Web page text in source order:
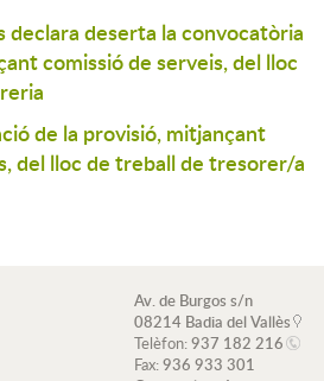
declara deserta la convocatòria
comissió de serveis, del lloc
de la provisió, mitjançant
del lloc de treball de tresorer/a
Av. de Burgos s/n
08214 Badia del Vallès
Telèfon:937 182 216
Fax:936 933 301